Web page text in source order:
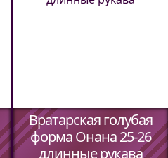
Вратарская голубая
форма Онана 25-26
длинные рукава